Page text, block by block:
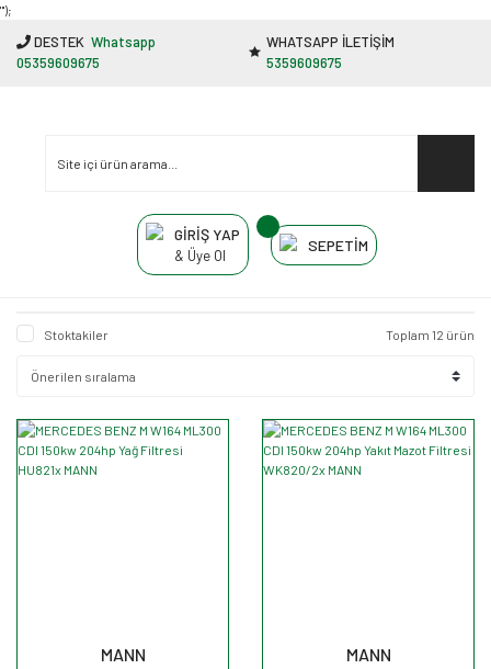
"');
DESTEK Whatsapp
05359609675
WHATSAPP İLETİŞİM
5359609675
GİRİŞ YAP
& Üye Ol
SEPETİM
Stoktakiler Toplam 12 ürün
MANN MANN